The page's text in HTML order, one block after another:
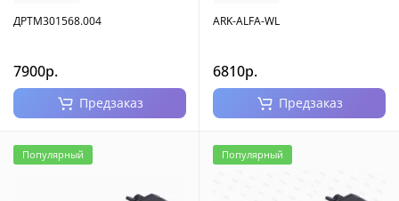
ДРТМ301568.004
7900р.
Предзаказ
ARK-ALFA-WL
6810р.
Предзаказ
Популярный Популярный